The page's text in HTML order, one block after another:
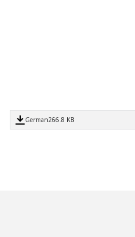
German266.8 KB